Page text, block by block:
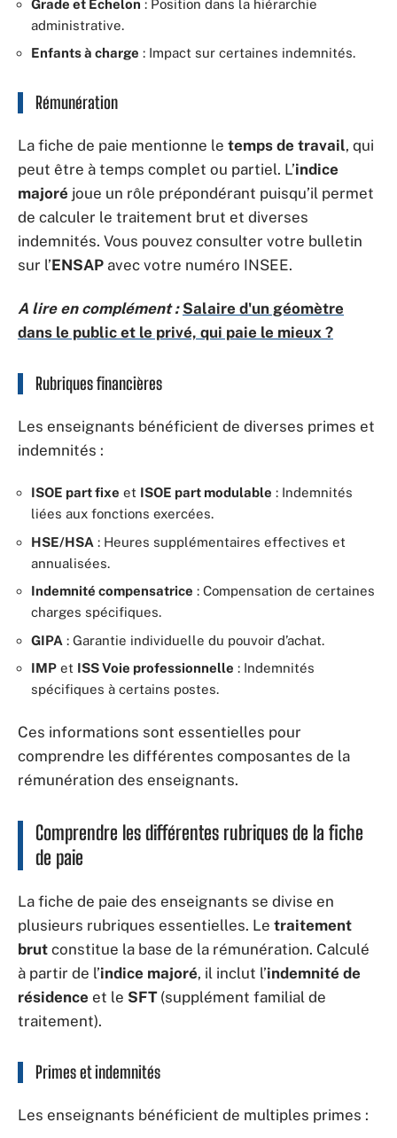
Grade et Échelon : Position dans la hiérarchie
administrative.
Enfants à charge : Impact sur certaines indemnités.
Rémunération
La fiche de paie mentionne le temps de travail, qui
peut être à temps complet ou partiel. L’indice
majoré joue un rôle prépondérant puisqu’il permet
de calculer le traitement brut et diverses
indemnités. Vous pouvez consulter votre bulletin
sur l’ENSAP avec votre numéro INSEE.
A lire en complément : Salaire d'un géomètre
dans le public et le privé, qui paie le mieux ?
Rubriques financières
Les enseignants bénéficient de diverses primes et
indemnités :
ISOE part fixe et ISOE part modulable : Indemnités
liées aux fonctions exercées.
HSE/HSA : Heures supplémentaires effectives et
annualisées.
Indemnité compensatrice : Compensation de certaines
charges spécifiques.
GIPA : Garantie individuelle du pouvoir d’achat.
IMP et ISS Voie professionnelle : Indemnités
spécifiques à certains postes.
Ces informations sont essentielles pour
comprendre les différentes composantes de la
rémunération des enseignants.
Comprendre les différentes rubriques de la fiche
de paie
La fiche de paie des enseignants se divise en
plusieurs rubriques essentielles. Le traitement
brut constitue la base de la rémunération. Calculé
à partir de l’indice majoré, il inclut l’indemnité de
résidence et le SFT(supplément familial de
traitement).
Primes et indemnités
Les enseignants bénéficient de multiples primes :